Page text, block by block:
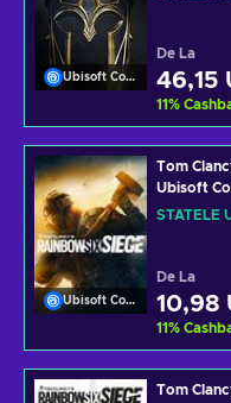
Ubisoft Connect
De La
46,15
11%
Ubisoft Connect
Tom
Ubisoft
STATELE
De La
10,98
11%
Tom